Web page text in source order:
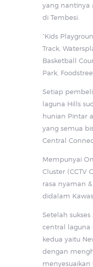
yang nantinya
di Tembesi.
“Kids
Track,
Basketball
Park,
Setiap
laguna Hills
hunian Pintar
yang semua
Central
Mempunyai
Cluster (CCTV
rasa nyaman
didalam
Setelah
central
kedua yaitu
dengan